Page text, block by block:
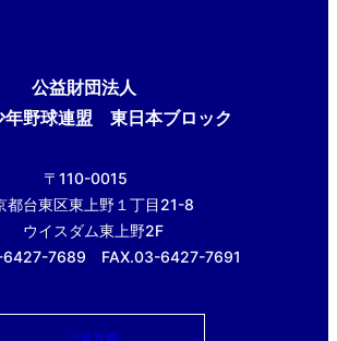
公益財団法人
年野球連盟 東日本ブロック
〒110-0015
都台東区東上野１丁目21-8
ウイスダム東上野2F
6427-7689 FAX.03-6427-7691